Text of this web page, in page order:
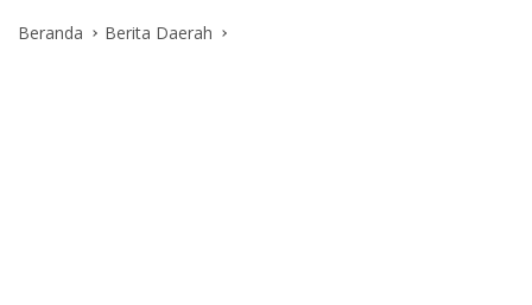
Beranda Berita Daerah